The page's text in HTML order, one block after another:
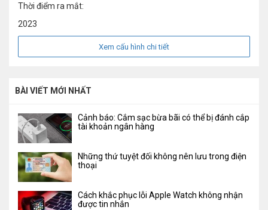
Thời điểm ra mắt:
2023
Xem cấu hình chi tiết
BÀI VIẾT MỚI NHẤT
Cảnh báo: Cắm sạc bừa bãi có thể bị đánh cắp
tài khoản ngân hàng
Những thứ tuyệt đối không nên lưu trong điện
thoại
Cách khắc phục lỗi Apple Watch không nhận
được tin nhắn